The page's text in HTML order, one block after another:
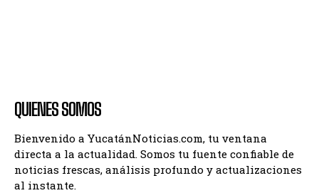
QUIENES SOMOS
Bienvenido a YucatánNoticias.com, tu ventana
directa a la actualidad. Somos tu fuente confiable de
noticias frescas, análisis profundo y actualizaciones
al instante.